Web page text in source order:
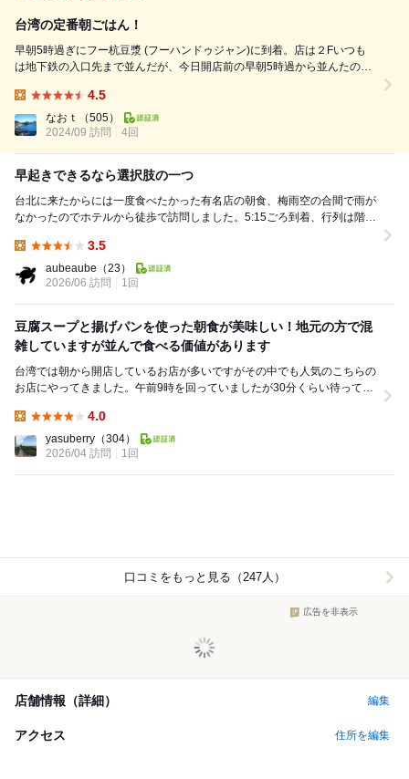
台湾の定番朝ごはん！
早朝5時過ぎにフー杭豆漿 (フーハンドゥジャン)に到着。店は２Fいつも
は地下鉄の入口先まで並んだが、今日開店前の早朝5時過から並んたので
ニューの二つを注文、現金払いのみ。 鹹豆漿 (シエンドウジャン) 小エ
ビやザーサイ、青...
4.5
なおｔ
（505）
2024/09 訪問
4回
早起きできるなら選択肢の一つ
台北に来たからには一度食べたかった有名店の朝食、梅雨空の合間で雨が
なかったのでホテルから徒歩で訪問しました。5:15ごろ到着、行列は階段
3.5
aubeaube （23）
2026/06 訪問
1回
豆腐スープと揚げパンを使った朝食が美味しい！地元の方で混
雑していますが並んで食べる価値があります
台湾では朝から開店しているお店が多いですがその中でも人気のこちらの
お店にやってきました。午前9時を回っていましたが30分くらい待ってオ
4.0
yasuberry （304）
2026/04 訪問
1回
口コミをもっと見る（247人）
広告を非表示
店舗情報（詳細） 編集
アクセス 住所を編集